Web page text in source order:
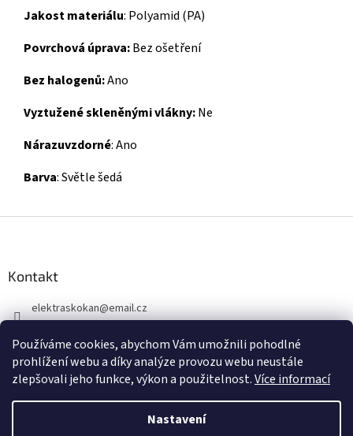
Používáme cookies, abychom Vám umožnili pohodlné
prohlížení webu a díky analýze provozu webu neustále
zlepšovali jeho funkce, výkon a použitelnost.Více informací
Nastavení
Jakost materiálu: Polyamid (PA)
Povrchová úprava:Bez ošetření
Bez halogenů:Ano
Vyztužené skleněnými vlákny:Ne
Nárazuvzdorné: Ano
Barva: Světle šedá
Kontakt
elektraskokan@email.cz
+420 737 802 398
Vytvořil Shoptet